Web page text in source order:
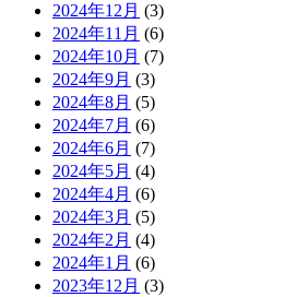
2024年12月 (3)
2024年11月 (6)
2024年10月 (7)
2024年9月 (3)
2024年8月 (5)
2024年7月 (6)
2024年6月 (7)
2024年5月 (4)
2024年4月 (6)
2024年3月 (5)
2024年2月 (4)
2024年1月 (6)
2023年12月 (3)